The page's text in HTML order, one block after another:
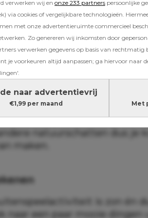
verwerken wij en onze 233 partners persoonlijke
via cookies of vergelijkbare technologieën.
met onze advertentieruimte commercieel
Zo genereren wij inkomsten door
verwerken gegevens op basis van
je voorkeuren altijd aanpassen; ga hiervoor naar
naar advertentievrij
€1,99 per maand Met
mogelijk natuurschatten
veertjes en stenen. Leg je
en maak zo de meest
natuurschatten dus je
maken.
is zon én
naar een paar mooie dingen